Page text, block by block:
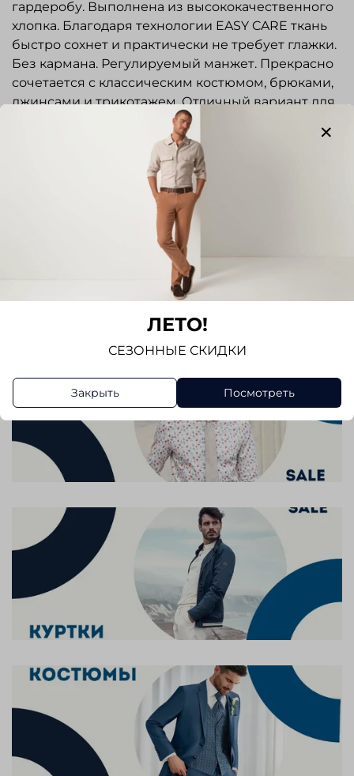
гардеробу. Выполнена из высококачественного
хлопка. Благодаря технологии EASY CARE ткань
быстро сохнет и практически не требует глажки.
Без кармана. Регулируемый манжет. Прекрасно
сочетается с классическим костюмом, брюками,
джинсами и трикотажем. Отличный вариант для
повседневной носки. Выбирая рубашку
Seidensticker , вы получаете стильный и
качественный элемент гардероба, который
будет радовать вас своим внешним видом и
комфортом на протяжении долгого времени.
Отзывов еще никто не оставлял
ЛЕТО!
СЕЗОННЫЕ СКИДКИ
Закрыть Посмотреть